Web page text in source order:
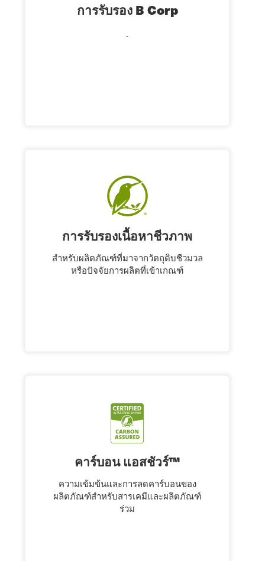
การรับรอง B Corp
การรับรองเนื้อหาชีวภาพ
สําหรับผลิตภัณฑ์ที่มาจากวัตถุดิบชีวมวล
หรือปัจจัยการผลิตที่เข้าเกณฑ์
คาร์บอน แอสชัวร์™
ความเข้มข้นและการลดคาร์บอนของ
ผลิตภัณฑ์สำหรับสารเคมีและผลิตภัณฑ์
ร่วม